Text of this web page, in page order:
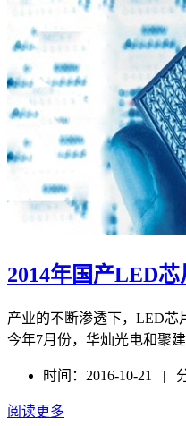
2014年国产LED
产业的不断渗透下，LED芯
今年7月份，华灿光电和聚
时间：2016-10-21 |
阅读更多